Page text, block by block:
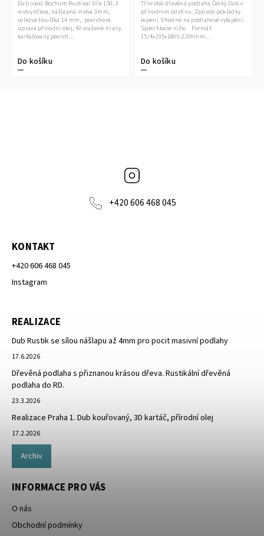
Do košíku
Dub (oak) Bochum Rustikal šíře 150, 3
vrstvy dřeva, nášlapná vrstva 3mm,
celková tloušťka 14 mm, povrchová
úprava přírodní olej, 4V sražené hrany,
kartáčovaný povrch....
Do košíku
Třívrstvá dřevěná podlaha Český Dub v
přírodním odstínu. Způsob pokládky
lepení. Vhodné na podlahové vytápění.
Specifikace níže. Formát:
15/4x195x1800-2200mm...
+420 606 468 045
KONTAKT
+420 606 468 045
Instagram
REALIZACE
Dub Rustik se sílou nášlapu až 4mm pro pocit masivní podlahy
17.6.2026
Dřevěná podlaha s přiznanou krásou dřeva. Rustikální dřevěná
podlaha do RD.
23.3.2026
Realizace Praha 1. Dub kouřovaný, 3D kartáč, přírodní olej
17.2.2026
Archiv
INFORMACE PRO VÁS
O nás
Obchodní podmínky